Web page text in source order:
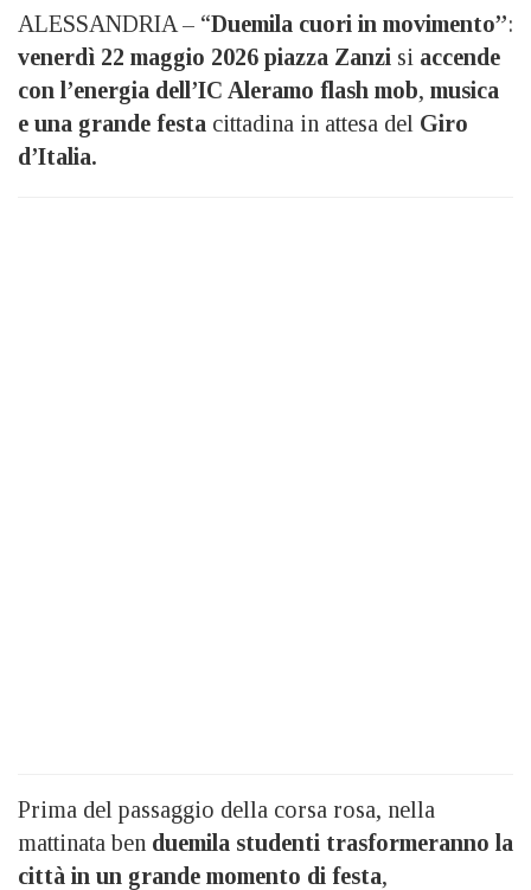
ALESSANDRIA – “Duemila cuori in movimento”:
venerdì 22 maggio 2026 piazza Zanzi si accende
con l’energia dell’IC Aleramo flash mob, musica
e una grande festa cittadina in attesa del Giro
d’Italia.
Prima del passaggio della corsa rosa, nella
mattinata ben duemila studenti trasformeranno la
città in un grande momento di festa,